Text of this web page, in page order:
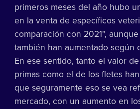
primeros meses del año hubo
en la venta de específicos
comparación con 2021",
también han aumentado según
En ese sentido, tanto el valor
primas como el de los fletes
que seguramente eso se vea
mercado, con un aumento en